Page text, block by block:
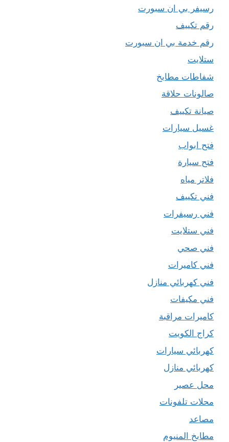
رسيفر بي ان سبورت
رقم تكييف
رقم خدمة بي ان سبورت
ستلايت
شفاطات مطابخ
صالونات حلاقة
صيانة تكييف
غسيل سيارات
فتح ابواب
فتح سيارة
فلاتر مياه
فني تكييف
فني رسيفرات
فني ستلايت
فني صحي
فني كاميرات
فني كهربائي منازل
فني مكيفات
كاميرات مراقبة
كراج الكويت
كهربائي سيارات
كهربائي منازل
محل عصير
محلات تلفونات
مصاعد
مطابخ المنيوم